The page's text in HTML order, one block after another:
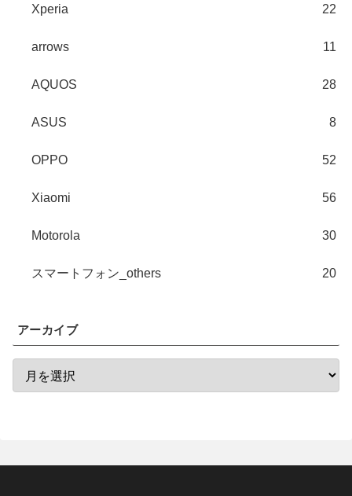
Xperia 22
arrows 11
AQUOS 28
ASUS 8
OPPO 52
Xiaomi 56
Motorola 30
スマートフォン_others 20
アーカイブ